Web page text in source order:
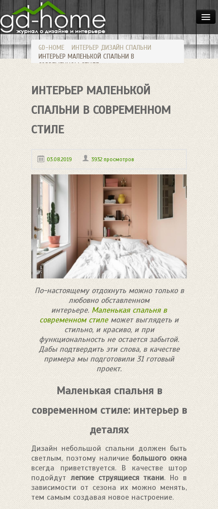
ДОМА
КВАРТИРЫ
ИНТЕРЬЕР
СТИЛИ
МЕБЕЛЬ
ОСВЕЩЕНИЕ
САД
HANDMADE
GD-HOME ИНТЕРЬЕР ДИЗАЙН СПАЛЬНИ
ИНТЕРЬЕР МАЛЕНЬКОЙ СПАЛЬНИ В
СОВРЕМЕННОМ СТИЛЕ
ИНТЕРЬЕР МАЛЕНЬКОЙ
СПАЛЬНИ В СОВРЕМЕННОМ
СТИЛЕ
03.08.2019 3932 просмотров
По-настоящему отдохнуть можно только в
любовно обставленном
интерьере.Маленькая спальня в
современном стилеможет выглядеть и
стильно, и красиво, и при
функциональность не остается забытой.
Дабы подтвердить эти слова, в качестве
примера мы подготовили 31 готовый
проект.
Маленькая спальня в
современном стиле: интерьер в
деталях
Дизайн небольшой спальни должен быть
светлым, поэтому наличие большого окна
всегда приветствуется. В качестве штор
подойдутлегкие струящиеся ткани. Но в
зависимости от сезона их можно менять,
тем самым создавая новое настроение.